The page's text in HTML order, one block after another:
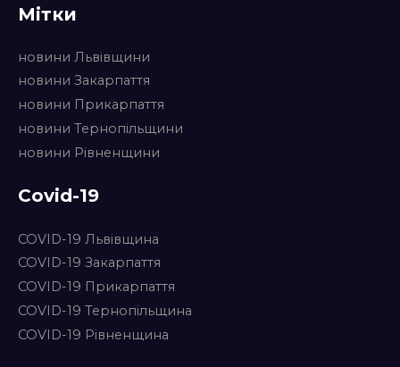
Мітки
новини Львівщини
новини Закарпаття
новини Прикарпаття
новини Тернопільщини
новини Рівненщини
Covid-19
COVID-19 Львівщина
COVID-19 Закарпаття
COVID-19 Прикарпаття
COVID-19 Тернопільщина
COVID-19 Рівненщина